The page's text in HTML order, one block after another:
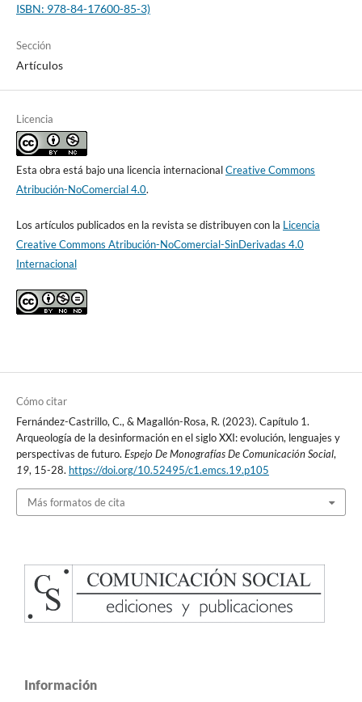
ISBN: 978-84-17600-85-3)
Sección
Artículos
Licencia
Esta obra está bajo una licencia internacionalCreative Commons
Atribución-NoComercial 4.0.
Los artículos publicados en la revista se distribuyen con la Licencia
Creative Commons Atribución-NoComercial-SinDerivadas 4.0
Internacional
Cómo citar
Fernández-Castrillo, C., & Magallón-Rosa, R. (2023). Capítulo 1.
Arqueología de la desinformación en el siglo XXI: evolución, lenguajes y
perspectivas de futuro. Espejo De Monografías De Comunicación Social,
19, 15-28. https://doi.org/10.52495/c1.emcs.19.p105
Más formatos de cita
Información